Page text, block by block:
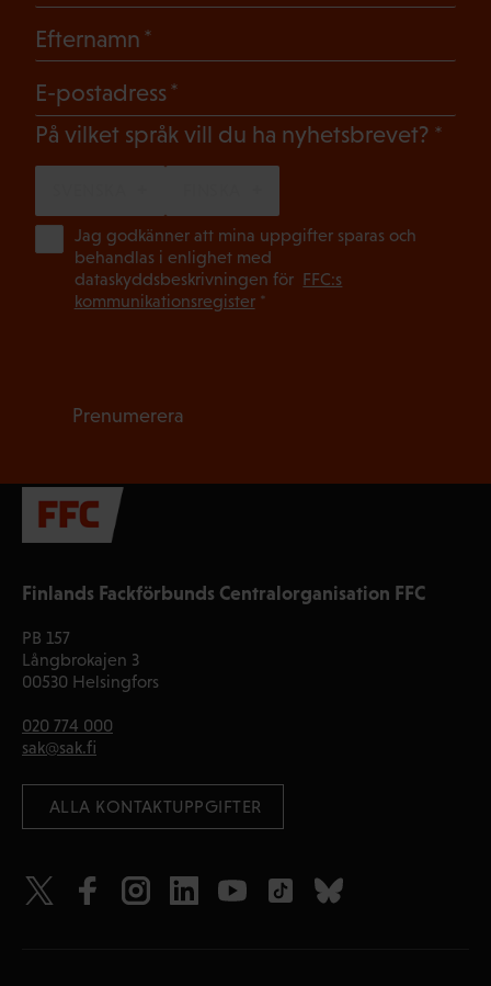
Finlands Fackförbunds Centralorganisation FFC
PB 157
Långbrokajen 3
00530 Helsingfors
020 774 000
sak@sak.fi
ALLA KONTAKTUPPGIFTER
Efternamn
E-postadress
På vilket språk vill du ha nyhetsbrevet?
Jag godkänner att mina uppgifter sparas och
behandlas i enlighet med
dataskyddsbeskrivningen för FFC:s
kommunikationsregister*
Prenumerera